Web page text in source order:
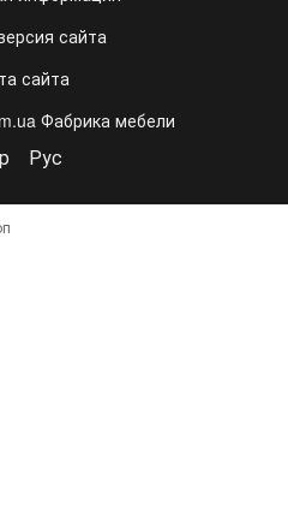
сайта
сайта
Фабрика мебели
Рус